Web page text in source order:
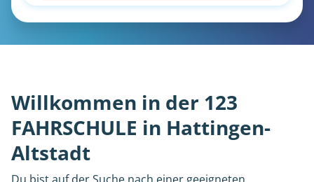
Willkommen in der 123
FAHRSCHULE in Hattingen-
Altstadt